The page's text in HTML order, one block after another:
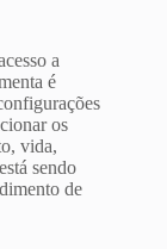
a
é
os
vida,
sendo
de